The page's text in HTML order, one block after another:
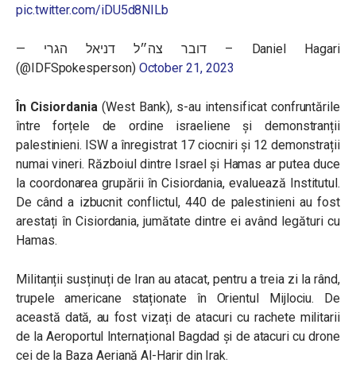
pic.twitter.com/iDU5d8NILb
— דובר צה״ל דניאל הגרי – Daniel Hagari
(@IDFSpokesperson) October 21, 2023
În Cisiordania(West Bank), s-au intensificat confruntările
între forțele de ordine israeliene și demonstranții
palestinieni. ISW a înregistrat 17 ciocniri și 12 demonstrații
numai vineri. Războiul dintre Israel și Hamas ar putea duce
la coordonarea grupării în Cisiordania, evaluează Institutul.
De când a izbucnit conflictul, 440 de palestinieni au fost
arestați în Cisiordania, jumătate dintre ei având legături cu
Hamas.
Militanții susținuți de Iran au atacat, pentru a treia zi la rând,
trupele americane staționate în Orientul Mijlociu. De
această dată, au fost vizați de atacuri cu rachete militarii
de la Aeroportul Internațional Bagdad și de atacuri cu drone
cei de la Baza Aeriană Al-Harir din Irak.